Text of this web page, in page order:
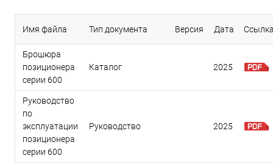
Имя файла Тип документа Версия Дата
Брошюра
позиционера
серии 600
Каталог 2025
Руководство
по
эксплуатации
позиционера
серии 600
Руководство 2025